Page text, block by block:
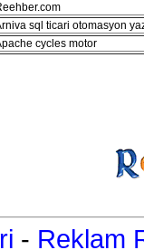
sql ticari otomasyon
cycles motor
- Reklam